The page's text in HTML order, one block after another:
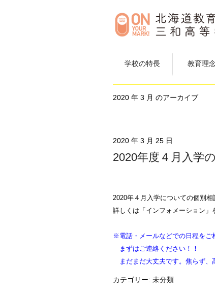
学校の特長 教育理念
2020 年 3 月 のアーカイブ
2020 年 3 月 25 日
2020年度４月入学
2020年４月入学についての個別
詳しくは「インフォメーション」
※電話・メールなどでの日程をご
まずはご連絡ください！！
まだまだ大丈夫です。焦らず、
カテゴリー: 未分類